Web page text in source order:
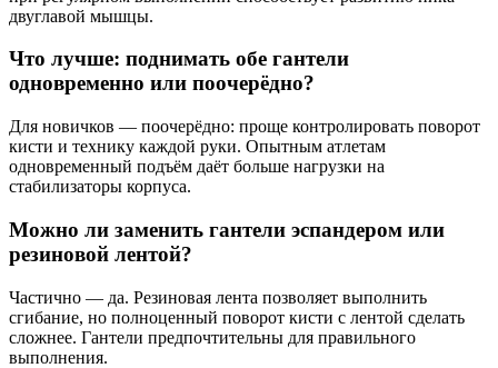
двуглавой мышцы.
Что лучше: поднимать обе гантели
одновременно или поочерёдно?
Для новичков — поочерёдно: проще контролировать поворот
кисти и технику каждой руки. Опытным атлетам
одновременный подъём даёт больше нагрузки на
стабилизаторы корпуса.
Можно ли заменить гантели эспандером или
резиновой лентой?
Частично — да. Резиновая лента позволяет выполнить
сгибание, но полноценный поворот кисти с лентой сделать
сложнее. Гантели предпочтительны для правильного
выполнения.